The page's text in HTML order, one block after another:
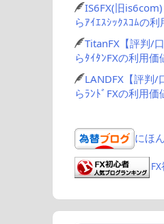
IS6FX(旧
らｱｲｴｽｼｯｸｽｺﾑの
TitanFX【評判/
らﾀｲﾀﾝFXの利用価
LANDFX【評判/
らﾗﾝﾄﾞFXの利用価
にほ